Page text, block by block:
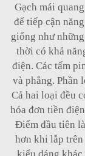
Gạch mái
để tiếp cận
giống như
thời có khả
điện. Các tấm
và phẳng. Phần
Cả hai loại đều
hóa đơn tiền
Điểm đầu tiên
hơn khi lắp trên
kiểu dáng khác